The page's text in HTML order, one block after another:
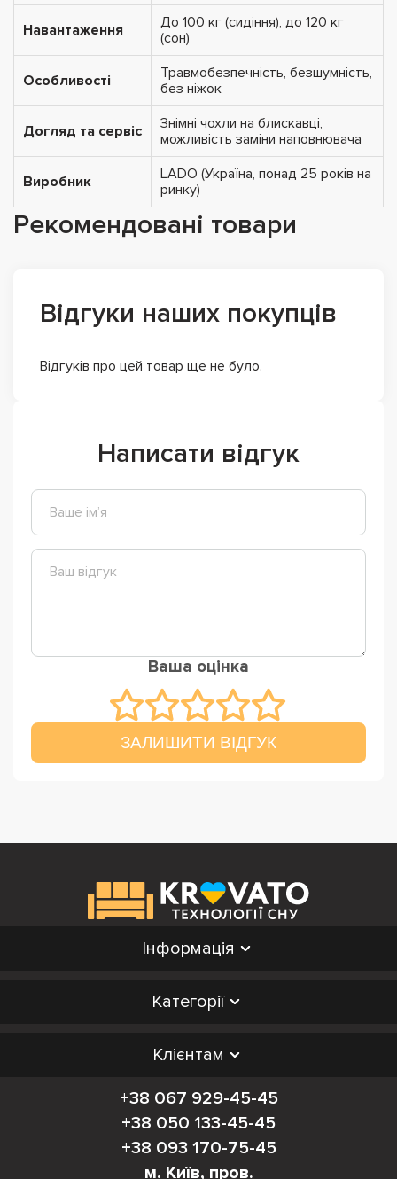
Навантаження
До 100 кг (сидіння), до 120 кг
(сон)
Особливості
Травмобезпечність, безшумність,
без ніжок
Догляд та сервіс
Знімні чохли на блискавці,
можливість заміни наповнювача
Виробник
LADO (Україна, понад 25 років на
ринку)
Рекомендовані товари
Відгуки наших покупців
Відгуків про цей товар ще не було.
Написати відгук
Ваша оцінка
ЗАЛИШИТИ ВІДГУК
Інформація
Категорії
Клієнтам
+38 067 929-45-45
+38 050 133-45-45
+38 093 170-75-45
м. Київ, пров.